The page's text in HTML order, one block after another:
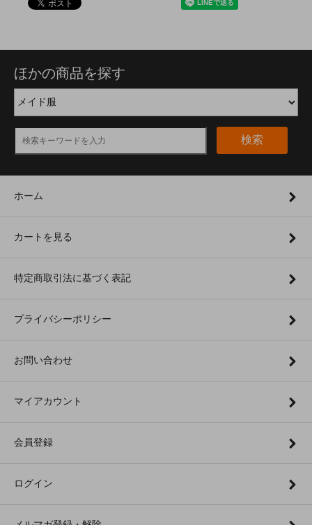
ほかの商品を探す
検索
ホーム
カートを見る
特定商取引法に基づく表記
プライバシーポリシー
お問い合わせ
マイアカウント
会員登録
ログイン